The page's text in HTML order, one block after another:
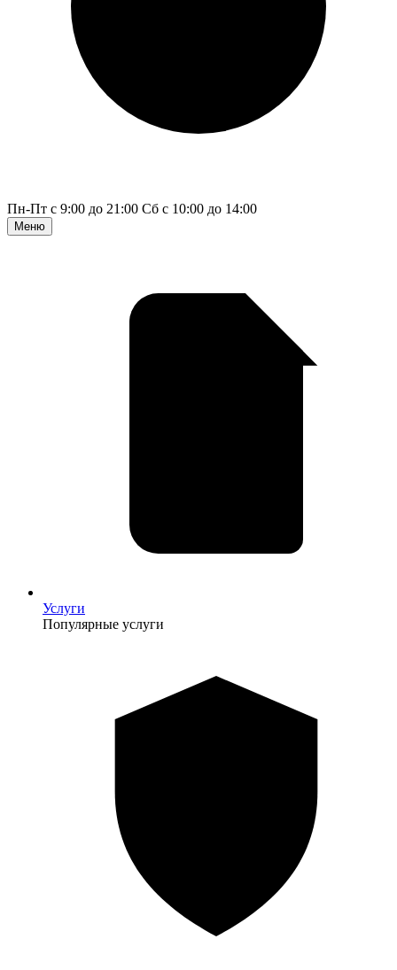
Пн-Пт с 9:00 до 21:00 Сб с 10:00 до 14:00
Меню
Услуги
Популярные услуги